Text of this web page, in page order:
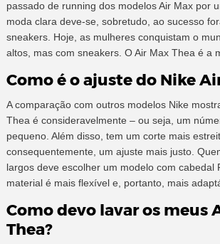
passado de running dos modelos Air Max por
moda clara deve-se, sobretudo, ao sucesso
sneakers. Hoje, as mulheres conquistam o
altos, mas com sneakers. O Air Max Thea é a
Como é o ajuste do Nike
A comparação com outros modelos Nike
Thea é consideravelmente – ou seja, um
pequeno. Além disso, tem um corte mais
consequentemente, um ajuste mais justo.
largos deve escolher um modelo com cabedal
material é mais flexível e, portanto, mais
Como devo lavar os meus
Thea?